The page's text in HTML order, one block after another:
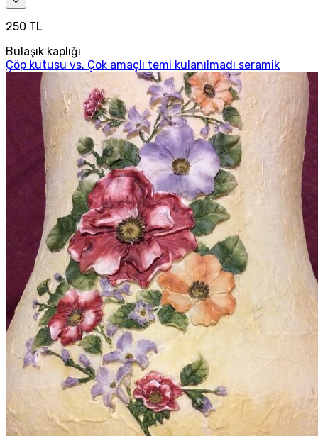
250 TL
Bulaşık kaplığı
Çöp kutusu vs. Çok amaçlı temi kulanılmadı seramik